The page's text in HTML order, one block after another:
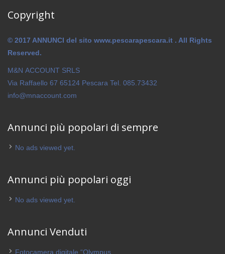
Copyright
© 2017 ANNUNCI del sito www.pescarapescara.it . All Rights
Reserved.
M&N ACCOUNT SRLS
Via Raffaello 67 65124 Pescara Tel. 085.73432
info@mnaccount.com
Annunci più popolari di sempre
No ads viewed yet.
Annunci più popolari oggi
No ads viewed yet.
Annunci Venduti
Fotocamera digitale “Olympus